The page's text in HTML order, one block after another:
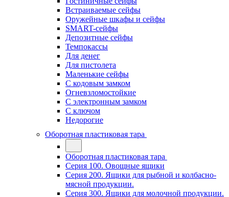
Встраиваемые сейфы
Оружейные шкафы и сейфы
SMART-сейфы
Депозитные сейфы
Темпокассы
Для денег
Для пистолета
Маленькие сейфы
С кодовым замком
Огневзломостойкие
С электронным замком
С ключом
Недорогие
Оборотная пластиковая тара
Оборотная пластиковая тара
Серия 100. Овощные ящики
Серия 200. Ящики для рыбной и колбасно-
мясной продукции.
Серия 300. Ящики для молочной продукции.